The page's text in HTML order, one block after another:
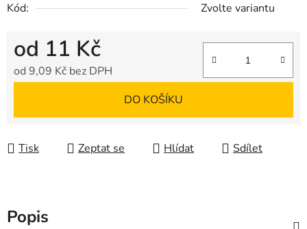
Kód:
Zvolte variantu
od 11 Kč
od 9,09 Kč bez DPH
DO KOŠÍKU
Tisk Zeptat se Hlídat Sdílet
Popis